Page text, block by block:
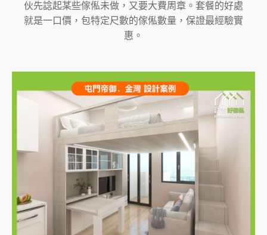
伙先諗起某些傢俬未做，又要大費周章。套餐的好處
就是一口價，包特定尺數的傢俬數量，保證最經驗實
惠。